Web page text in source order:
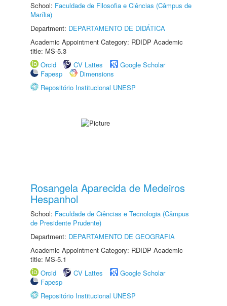
School: Faculdade de Filosofia e Ciências (Câmpus de
Marília)
Department: DEPARTAMENTO DE DIDÁTICA
Academic Appointment Category: RDIDP Academic
title: MS-5.3
Orcid
CV Lattes
Google Scholar
Fapesp
Dimensions
Repositório Institucional UNESP
Rosangela Aparecida de Medeiros
Hespanhol
School: Faculdade de Ciências e Tecnologia (Câmpus
de Presidente Prudente)
Department: DEPARTAMENTO DE GEOGRAFIA
Academic Appointment Category: RDIDP Academic
title: MS-5.1
Orcid
CV Lattes
Google Scholar
Fapesp
Repositório Institucional UNESP